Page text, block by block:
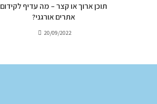
תוכן ארוך או קצר – מה עדיף לקידום
אתרים אורגני?
20/09/2022